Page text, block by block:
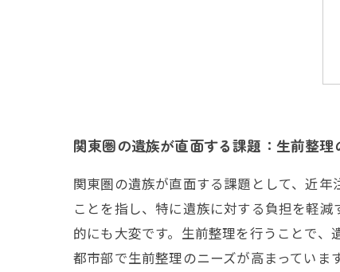
関東圏の遺族が直面する課題：生前整理
関東圏の遺族が直面する課題として、近
ことを指し、特に遺族に対する負担を軽
的にも大変です。生前整理を行うことで
都市部で生前整理のニーズが高まっていま